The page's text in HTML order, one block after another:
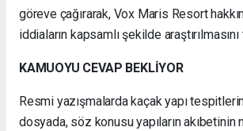
göreve çağırarak, Vox Maris Resort
iddiaların kapsamlı şekilde
KAMUOYU CEVAP BEKLİYOR
Resmi yazışmalarda kaçak yapı
dosyada, söz konusu yapıların akıbetinin